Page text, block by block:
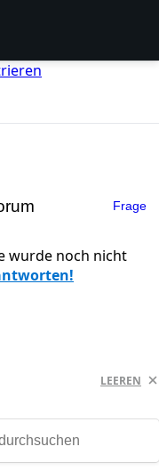
Frage
wurde noch nicht
LEEREN